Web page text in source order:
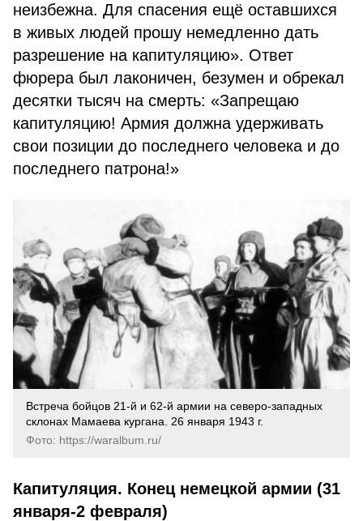
неизбежна. Для спасения ещё оставшихся
в живых людей прошу немедленно дать
разрешение на капитуляцию». Ответ
фюрера был лаконичен, безумен и обрекал
десятки тысяч на смерть: «Запрещаю
капитуляцию! Армия должна удерживать
свои позиции до последнего человека и до
последнего патрона!»
Встреча бойцов 21-й и 62-й армии на северо-западных
склонах Мамаева кургана. 26 января 1943 г.
Фото: https://waralbum.ru/
Капитуляция. Конец немецкой армии (31
января-2 февраля)